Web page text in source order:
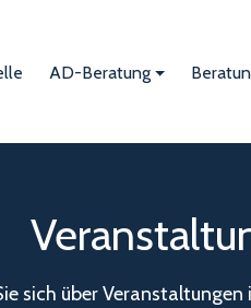
AD-Beratung
sich über